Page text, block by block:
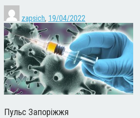
zapsich, 19/04/2022
Пульс Запоріжжя